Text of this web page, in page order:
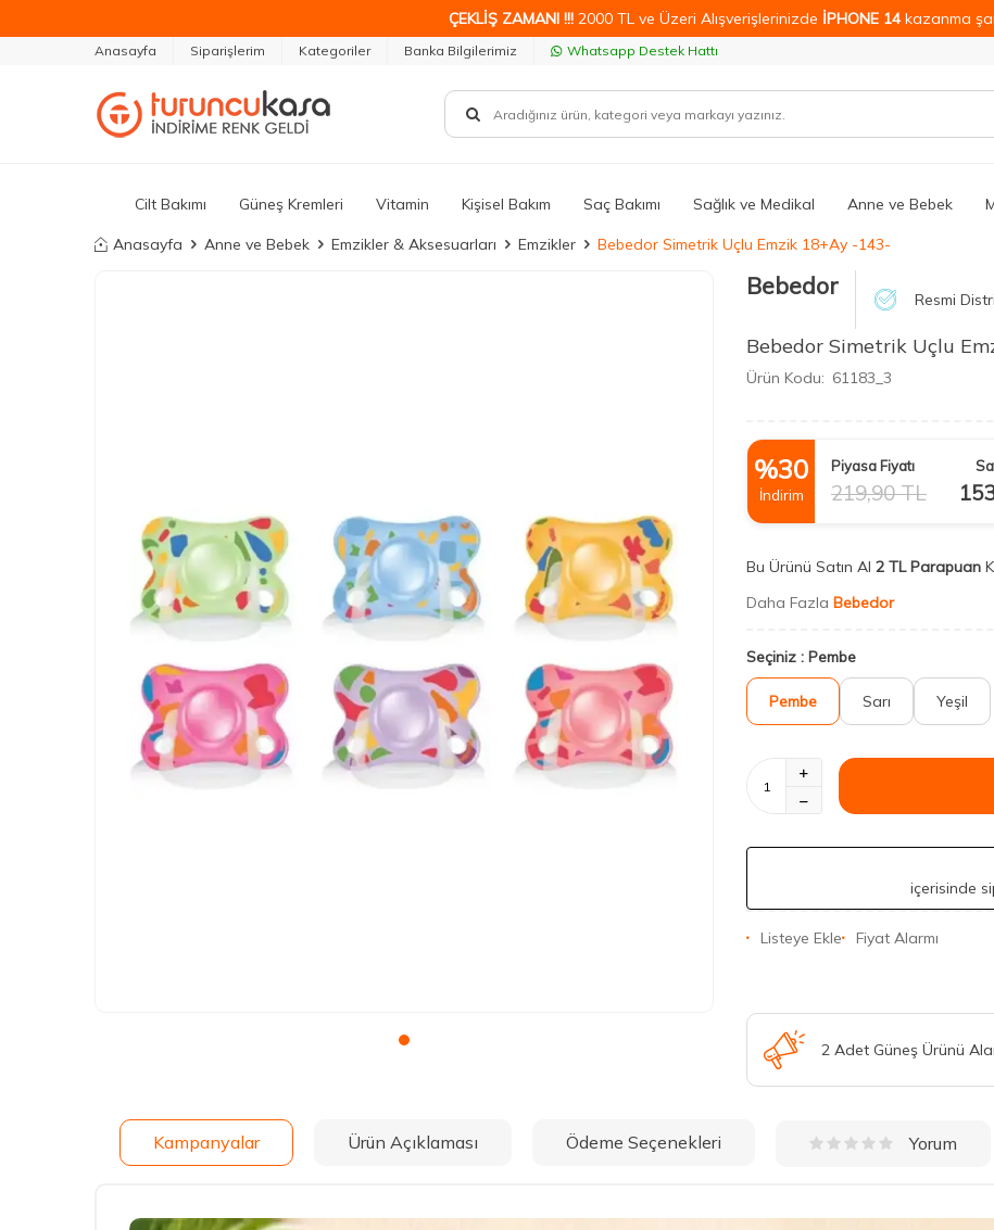
ÇEKLİŞ ZAMANI !!!2000 TL ve Üzeri Alışverişlerinizde İPHONE 14kazanma
Anasayfa Siparişlerim Kategoriler Banka Bilgilerimiz Whatsapp Destek Hattı
Cilt Bakımı Güneş Kremleri Vitamin Kişisel Bakım Saç Bakımı Sağlık ve Medikal Anne ve Bebek
Anasayfa Anne ve Bebek Emzikler & Aksesuarları Emzikler Bebedor Simetrik Uçlu Emzik 18+Ay -143-
Bebedor Resmi
Bebedor Simetrik Uçlu
Ürün Kodu: 61183_3
%30
İndirim
Piyasa Fiyatı
219,90TL
Bu Ürünü Satın Al 2 TL Parapuan
Daha Fazla Bebedor
Seçiniz : Pembe
Pembe Sarı Yeşil
içerisinde
Listeye Ekle Fiyat Alarmı
2 Adet Güneş Ürünü
Kampanyalar Ürün Açıklaması Ödeme Seçenekleri Yorum